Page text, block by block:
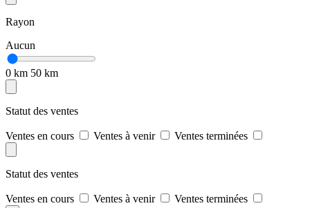
Rayon
Aucun
0 km 50 km
Statut des ventes
Ventes en cours Ventes à venir Ventes terminées
Statut des ventes
Ventes en cours Ventes à venir Ventes terminées